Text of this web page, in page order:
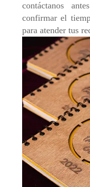
contáctanos
confirmar el
para atender tus